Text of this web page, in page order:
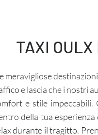
TAXI OULX
meravigliose
e lascia che i nostri
e stile
della tua
durante il tragitto.